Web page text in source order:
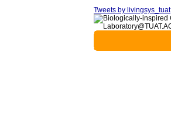
Tweets by livingsys_tuat